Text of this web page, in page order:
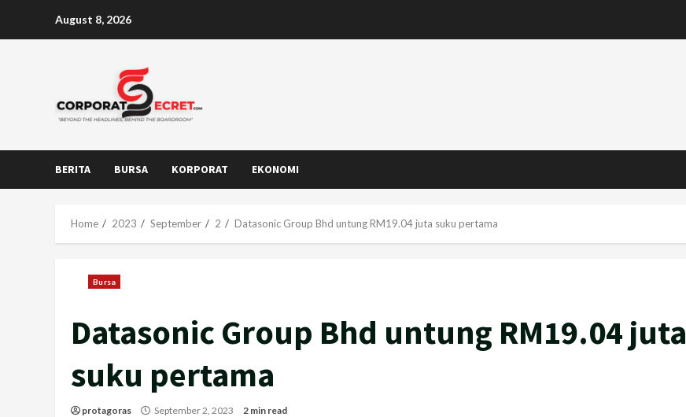
August 8, 2026
BERITA BURSA KORPORAT EKONOMI
Home 2023 September 2 Datasonic Group Bhd untung RM19.04 juta suku pertama
Bursa
Datasonic Group Bhd untung RM19.04 juta
suku pertama
protagoras September 2, 2023 2 min read